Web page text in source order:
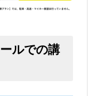
ルでの講